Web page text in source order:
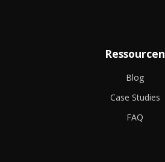
Ressourcen
Blog
Case Studies
FAQ